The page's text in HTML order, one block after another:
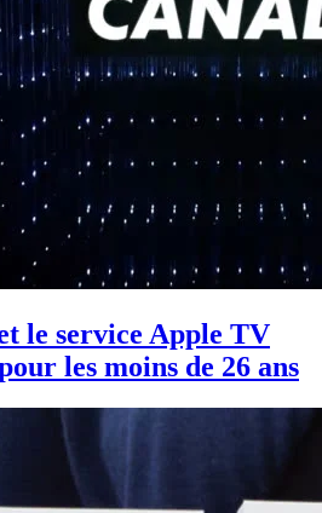
le service Apple TV
les moins de 26 ans